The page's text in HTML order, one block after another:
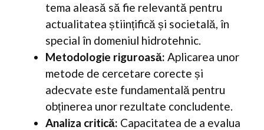
tema aleasă să fie relevantă pentru
actualitatea științifică și societală, în
special în domeniul hidrotehnic.
Metodologie riguroasă: Aplicarea unor
metode de cercetare corecte și
adecvate este fundamentală pentru
obținerea unor rezultate concludente.
Analiza critică: Capacitatea de a evalua